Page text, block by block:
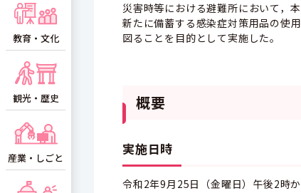
災害時等における避難所において，
新たに備蓄する感染症対策用品の使
図ることを目的として実施した。
概要
実施日時
令和2年9月25日（金曜日）午後2時
教育・文化
観光・歴史
産業・しごと